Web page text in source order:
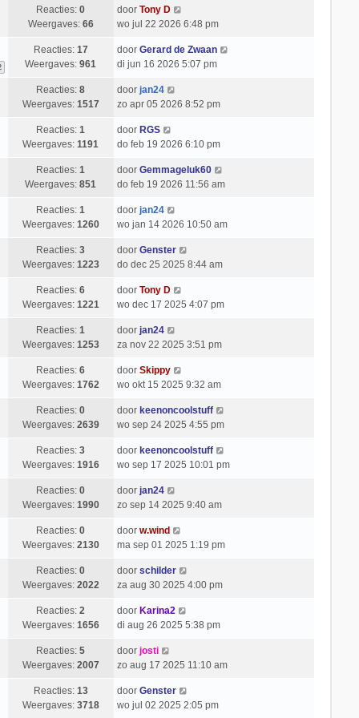
Reacties:0
Weergaves: 66
door Tony D
wo jul 22 2026 6:48 pm
Reacties: 17
Weergaves:961
door Gerard de Zwaan
di jun 16 2026 5:07 pm
Reacties:8
Weergaves: 1517
door jan24
zo apr 05 2026 8:52 pm
Reacties:1
Weergaves:1191
door RGS
do feb 19 2026 6:10 pm
Reacties:1
Weergaves:851
door Gemmageluk60
do feb 19 2026 11:56 am
Reacties:1
Weergaves: 1260
door jan24
wo jan 14 2026 10:50 am
Reacties:3
Weergaves: 1223
door Genster
do dec 25 2025 8:44 am
Reacties:6
Weergaves: 1221
door Tony D
wo dec 17 2025 4:07 pm
Reacties:1
Weergaves: 1253
door jan24
za nov 22 2025 3:51 pm
Reacties:6
Weergaves: 1762
door Skippy
wo okt 15 2025 9:32 am
Reacties:0
Weergaves: 2639
door keenoncoolstuff
wo sep 24 2025 4:55 pm
Reacties:3
Weergaves: 1916
door keenoncoolstuff
wo sep 17 2025 10:01 pm
Reacties:0
Weergaves: 1990
door jan24
zo sep 14 2025 9:40 am
Reacties:0
Weergaves: 2130
door w.wind
ma sep 01 2025 1:19 pm
Reacties:0
Weergaves: 2022
door schilder
za aug 30 2025 4:00 pm
Reacties:2
Weergaves: 1656
door Karina2
di aug 26 2025 5:38 pm
Reacties:5
Weergaves: 2007
door josti
zo aug 17 2025 11:10 am
Reacties: 13
Weergaves: 3718
door Genster
wo jul 02 2025 2:05 pm